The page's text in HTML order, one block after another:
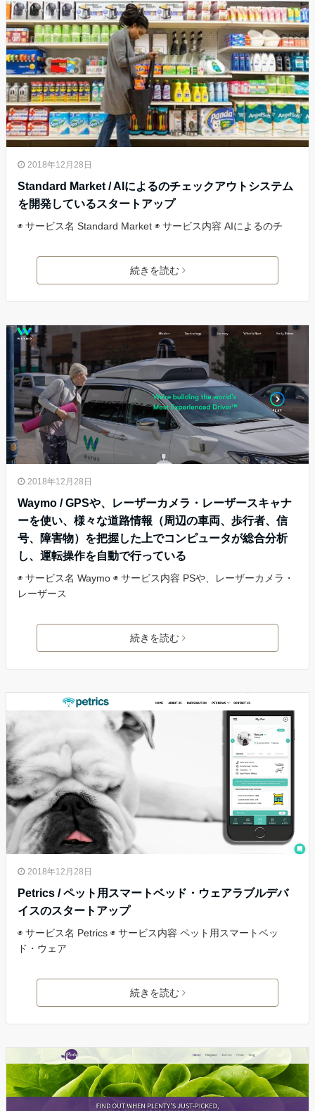
2018年12月28日
Standard Market / AIによるのチェックアウトシステム
を開発しているスタートアップ
◉ サービス名 Standard Market ◉ サービス内容 AIによるのチ
続きを読む
2018年12月28日
Waymo / GPSや、レーザーカメラ・レーザースキャナ
ーを使い、様々な道路情報（周辺の車両、歩行者、信
号、障害物）を把握した上でコンピュータが総合分析
し、運転操作を自動で行っている
◉ サービス名 Waymo ◉ サービス内容 PSや、レーザーカメラ・
レーザース
続きを読む
2018年12月28日
Petrics / ペット用スマートベッド・ウェアラブルデバ
イスのスタートアップ
◉ サービス名 Petrics ◉ サービス内容 ペット用スマートベッ
ド・ウェア
続きを読む